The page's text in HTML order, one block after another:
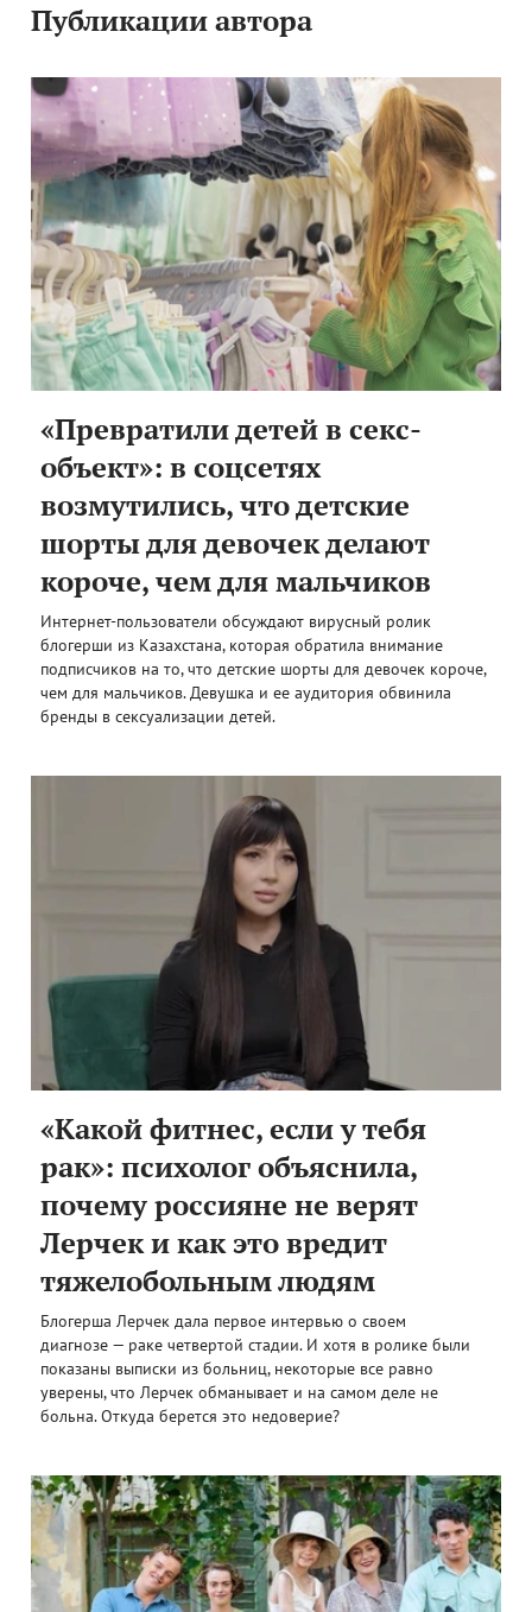
Публикации автора
«Превратили детей в секс-
объект»: в соцсетях
возмутились, что детские
шорты для девочек делают
короче, чем для мальчиков
Интернет-пользователи обсуждают вирусный ролик
блогерши из Казахстана, которая обратила внимание
подписчиков на то, что детские шорты для девочек короче,
чем для мальчиков. Девушка и ее аудитория обвинила
бренды в сексуализации детей.
«Какой фитнес, если у тебя
рак»: психолог объяснила,
почему россияне не верят
Лерчек и как это вредит
тяжелобольным людям
Блогерша Лерчек дала первое интервью о своем
диагнозе — раке четвертой стадии. И хотя в ролике были
показаны выписки из больниц, некоторые все равно
уверены, что Лерчек обманывает и на самом деле не
больна. Откуда берется это недоверие?